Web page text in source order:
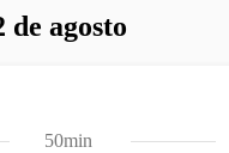
agosto
50min